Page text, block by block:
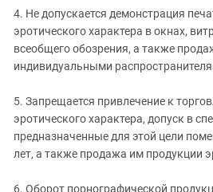
4. Не допускается демонстрация
эротического характера в окнах,
всеобщего обозрения, а также
индивидуальными
5. Запрещается привлечение к
эротического характера, допуск в
предназначенные для этой цели
лет, а также продажа им продукции
6. Оборот порнографической